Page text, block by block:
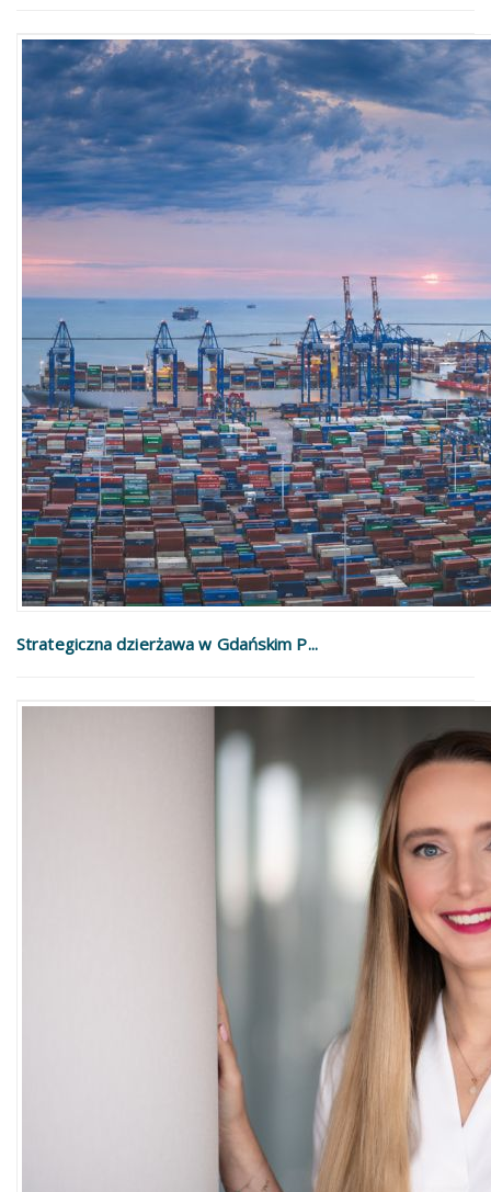
Strategiczna dzierżawa w Gdańskim P...